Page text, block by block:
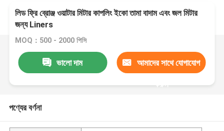
লিড ফ্রি ব্রোঞ্জ ওয়াটার মিটার কাপলিং ইকো তামা বাদাম এবং জল মিটার
জন্য Liners
MOQ：500 - 2000 পিসি
ভালো দাম আমাদের সাথে যোগাযোগ
করুন
পণ্যের বর্ণনা